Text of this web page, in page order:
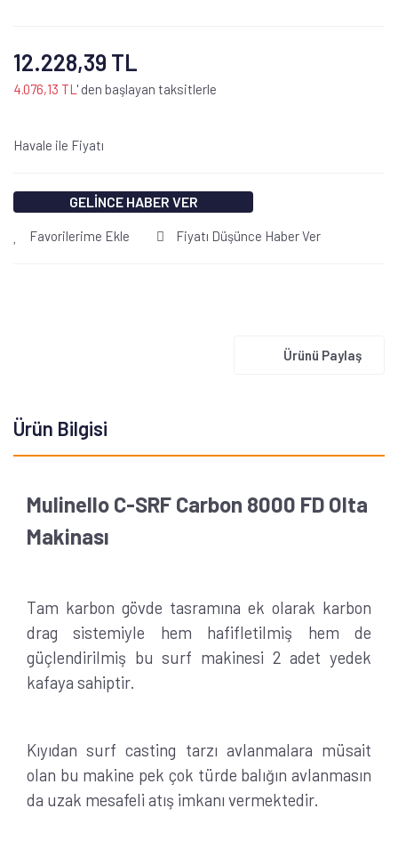
12.228,39 TL
4.076,13 TL ' den başlayan taksitlerle
Havale ile Fiyatı
GELİNCE HABER VER
Favorilerime Ekle Fiyatı Düşünce Haber Ver
Ürünü Paylaş
Ürün Bilgisi
Mulinello C-SRF Carbon 8000 FD Olta
Makinası
Tam karbon gövde tasramına ek olarak karbon
drag sistemiyle hem hafifletilmiş hem de
güçlendirilmiş bu surf makinesi 2 adet yedek
kafaya sahiptir.
Kıyıdan surf casting tarzı avlanmalara müsait
olan bu makine pek çok türde balığın avlanmasın
da uzak mesafeli atış imkanı vermektedir.